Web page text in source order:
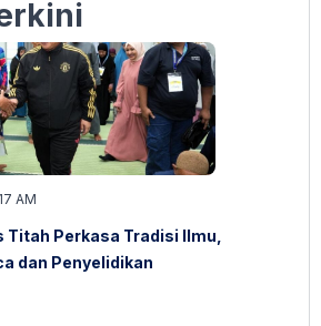
AM
Titah Perkasa Tradisi Ilmu,
dan Penyelidikan